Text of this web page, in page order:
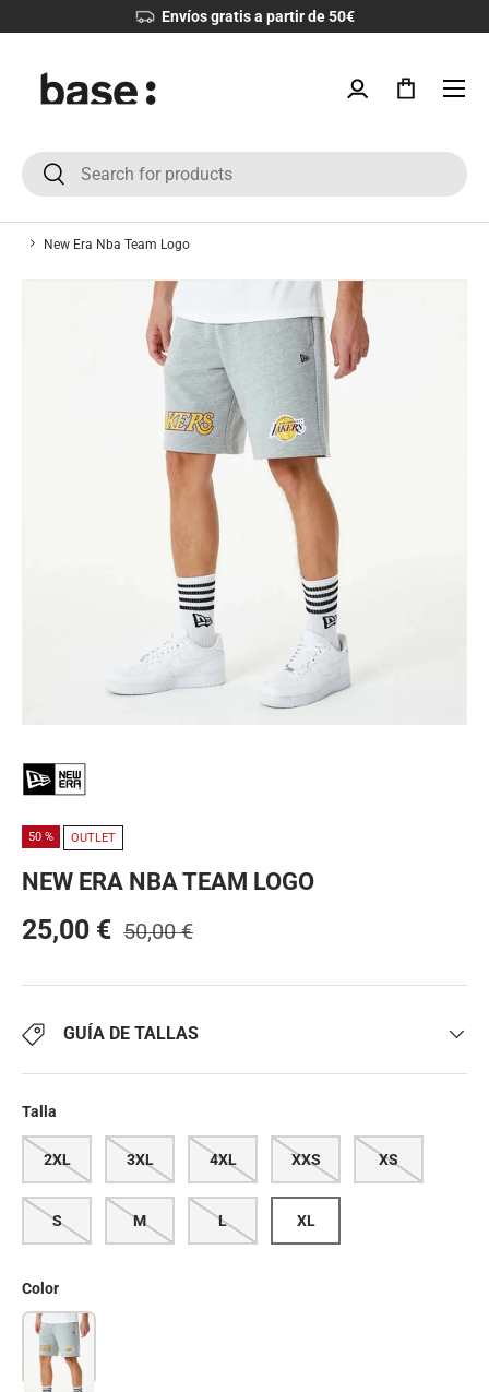
Devoluciones 30 días
Iniciar sesión
Bolsa
Menú
BuscarBuscar
New Era Nba Team Logo
50 % OUTLET
NEW ERA NBA TEAM LOGO
25,00 € 50,00 €
GUÍA DE TALLAS
Talla
2XL 3XL 4XL XXS XS
S M L XL
Color